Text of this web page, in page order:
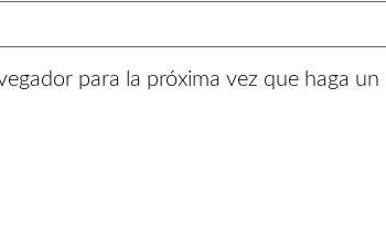
para la próxima vez que haga